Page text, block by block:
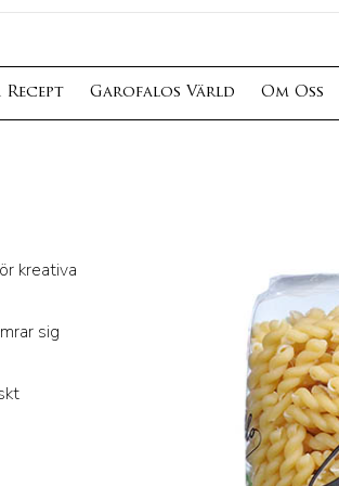
Recept Garofalos Värld Om Oss
kreativa
sig